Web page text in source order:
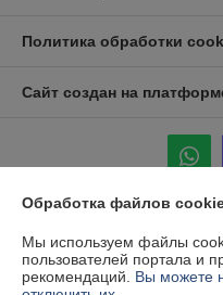
Политика обработки
Сайт создан на
Информация для покупателя
Индивидуальный
Брестская обл. г. Барановичи
Обработка файлов
Мы используем файлы
пользователей портала и
рекомендаций. Вы можете